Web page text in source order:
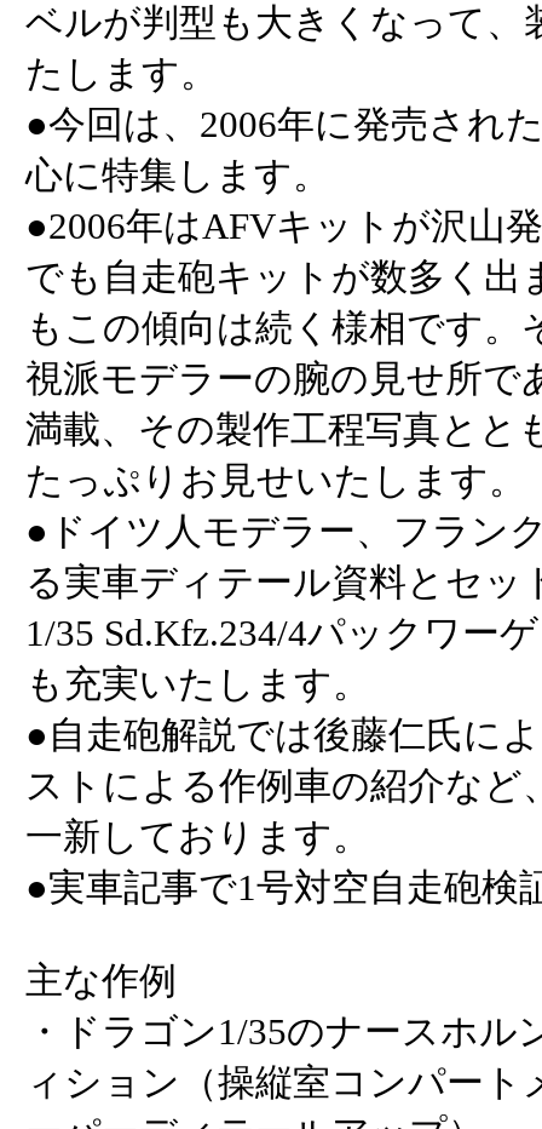
ベルが判型も大きくなって、
たします。
●今回は、2006年に発売され
心に特集します。
●2006年はAFVキットが沢山
でも自走砲キットが数多く出
もこの傾向は続く様相です。
視派モデラーの腕の見せ所で
満載、その製作工程写真とと
たっぷりお見せいたします。
●ドイツ人モデラー、フラン
る実車ディテール資料とセ
1/35 Sd.Kfz.234/4パックワー
も充実いたします。
●自走砲解説では後藤仁氏に
ストによる作例車の紹介など
一新しております。
●実車記事で1号対空自走砲検
主な作例
・ドラゴン1/35のナースホ
ィション（操縦室コンパート